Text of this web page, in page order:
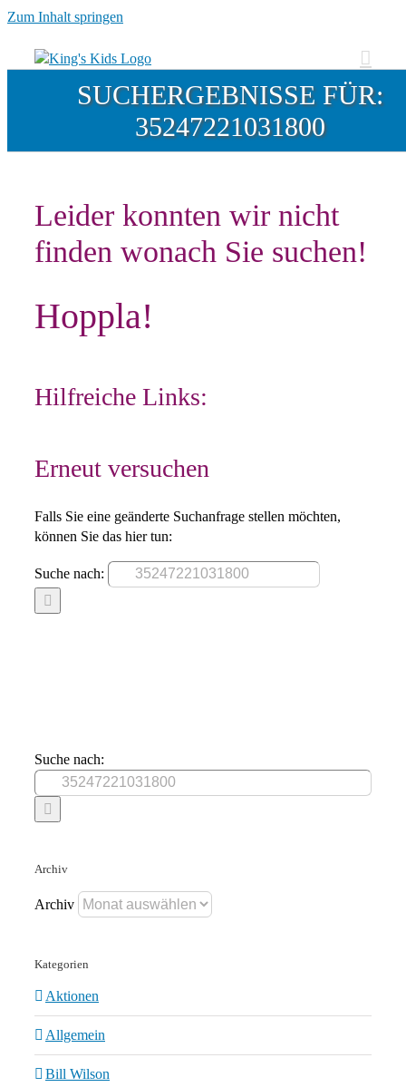
Zum Inhalt springen
SUCHERGEBNISSE FÜR:
35247221031800
Leider konnten wir nicht
finden wonach Sie suchen!
Hoppla!
Hilfreiche Links:
Erneut versuchen
Falls Sie eine geänderte Suchanfrage stellen möchten,
können Sie das hier tun:
Suche nach:
Suche nach:
Archiv
Archiv
Kategorien
Aktionen
Allgemein
Bill Wilson